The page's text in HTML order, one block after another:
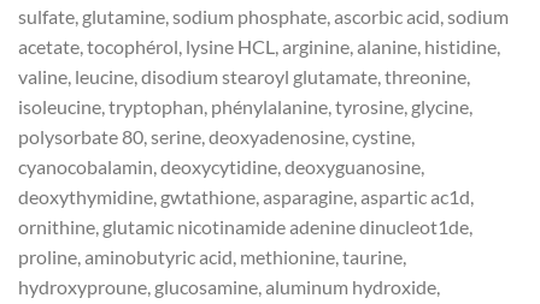
sulfate, glutamine, sodium phosphate, ascorbic acid, sodium
acetate, tocophérol, lysine HCL, arginine, alanine, histidine,
valine, leucine, disodium stearoyl glutamate, threonine,
isoleucine, tryptophan, phénylalanine, tyrosine, glycine,
polysorbate 80, serine, deoxyadenosine, cystine,
cyanocobalamin, deoxycytidine, deoxyguanosine,
deoxythymidine, gwtathione, asparagine, aspartic ac1d,
ornithine, glutamic nicotinamide adenine dinucleot1de,
proline, aminobutyric acid, methionine, taurine,
hydroxyproune, glucosamine, aluminum hydroxide,